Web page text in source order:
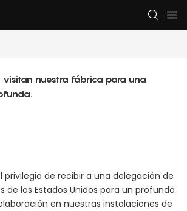
visitan nuestra fábrica para una
privilegio de recibir a una delegación de
de los Estados Unidos para un profundo
en nuestras instalaciones de